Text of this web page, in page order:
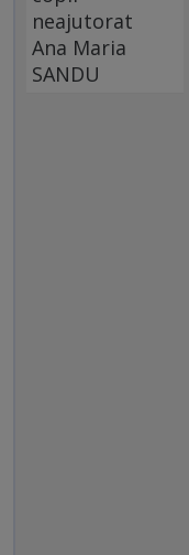
neajutorat
Ana Maria
SANDU